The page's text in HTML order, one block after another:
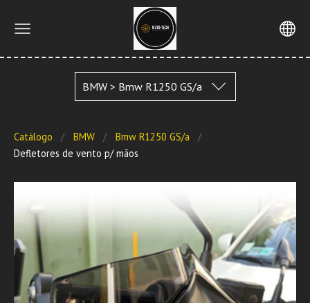
BMW > Bmw R1250 GS/a
Catálogo BMW
Bmw R1250 GS/a
Defletores de vento p/ mãos